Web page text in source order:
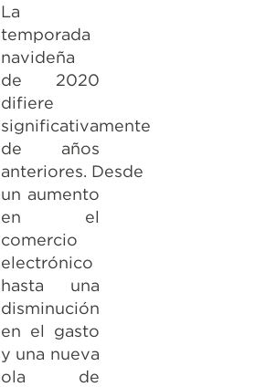
La
temporada
navideña
de 2020
difiere
significativamente
de años
anteriores. Desde
un aumento
en el
comercio
electrónico
hasta una
disminución
en el gasto
y una nueva
ola de